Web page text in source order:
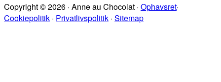
sitet
Copyright © 2026 · Anne au Chocolat · Ophavsret·
Cookiepolitik · Privatlivspolitik · Sitemap